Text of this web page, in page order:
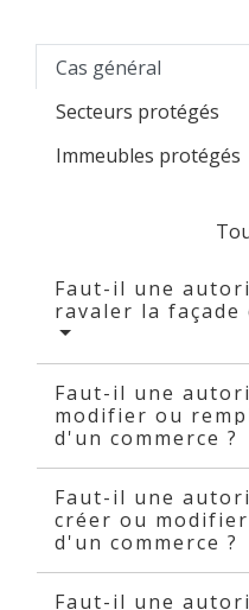
Cas général
Secteurs protégés
Immeubles protégés
Faut-il une
ravaler la façade
Faut-il une
modifier ou
d'un commerce ?
Faut-il une
créer ou
d'un commerce ?
Faut-il une